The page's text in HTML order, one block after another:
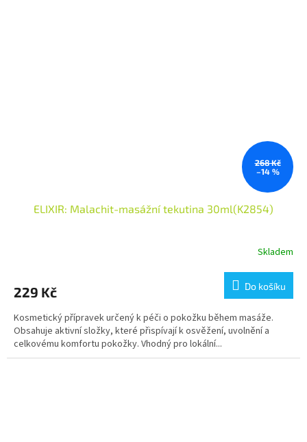
268 Kč
–14 %
ELIXIR: Malachit-masážní tekutina 30ml(K2854)
Skladem
229 Kč Do košíku
Kosmetický přípravek určený k péči o pokožku během masáže.
Obsahuje aktivní složky, které přispívají k osvěžení, uvolnění a
celkovému komfortu pokožky. Vhodný pro lokální...